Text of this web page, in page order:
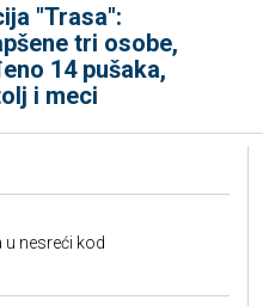
"Trasa":
tri osobe,
14 pušaka,
i meci
nesreći kod